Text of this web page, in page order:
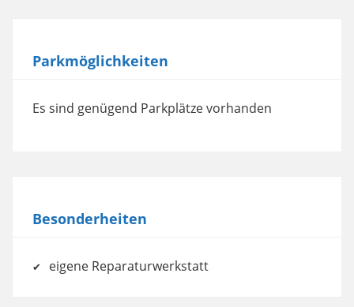
Parkmöglichkeiten
Es sind genügend Parkplätze vorhanden
Besonderheiten
eigene Reparaturwerkstatt